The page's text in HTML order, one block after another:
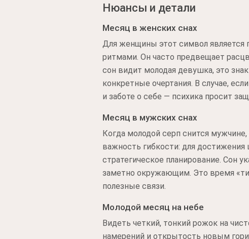
Нюансы и детали
Месяц в женских снах
Для женщины этот символ является
ритмами. Он часто предвещает
сон видит молодая девушка, это
конкретные очертания. В случае,
и заботе о себе — психика просит
Месяц в мужских снах
Когда молодой серп снится
важность гибкости: для
стратегическое планирование. Сон
заметно окружающим. Это время
полезные связи.
Молодой месяц на небе
Видеть четкий, тонкий рожок на
намерений и открытость новым